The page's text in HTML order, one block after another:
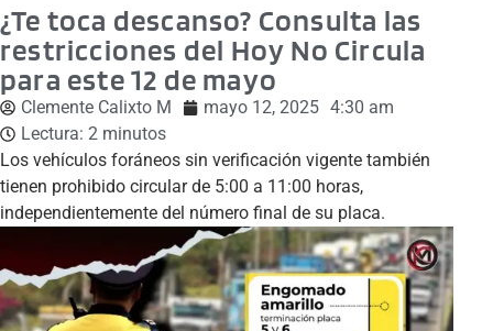
¿Te toca descanso? Consulta las
restricciones del Hoy No Circula
para este 12 de mayo
Clemente Calixto M mayo 12, 2025 4:30 am
Lectura: 2 minutos
Los vehículos foráneos sin verificación vigente también
tienen prohibido circular de 5:00 a 11:00 horas,
independientemente del número final de su placa.